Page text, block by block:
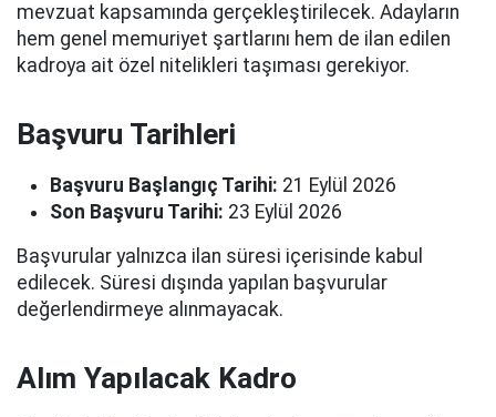
mevzuat kapsamında gerçekleştirilecek. Adayların
hem genel memuriyet şartlarını hem de ilan edilen
kadroya ait özel nitelikleri taşıması gerekiyor.
Başvuru Tarihleri
Başvuru Başlangıç Tarihi: 21 Eylül 2026
Son Başvuru Tarihi: 23 Eylül 2026
Başvurular yalnızca ilan süresi içerisinde kabul
edilecek. Süresi dışında yapılan başvurular
değerlendirmeye alınmayacak.
Alım Yapılacak Kadro